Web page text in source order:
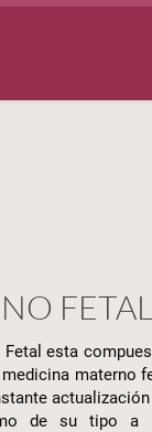
FETAL
esta
materno
de su tipo a